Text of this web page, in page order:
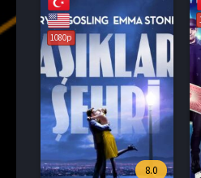
1080p
8.0